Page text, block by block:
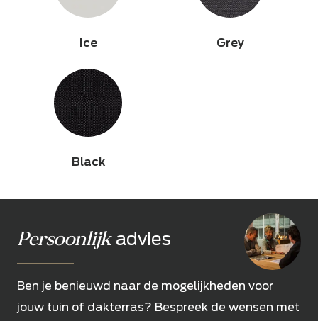
Ice Grey
Black
Persoonlijkadvies
Ben je benieuwd naar de mogelijkheden voor
jouw tuin of dakterras? Bespreek de wensen met